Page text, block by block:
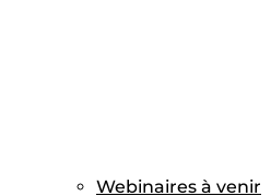
Webinaires à venir